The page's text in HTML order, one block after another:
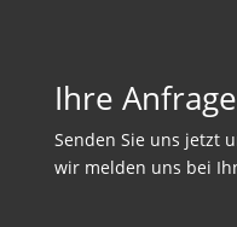
Ihre
Senden Sie uns jetzt
wir melden uns bei